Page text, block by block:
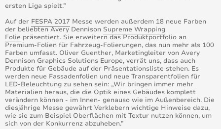
ersten Liga spielt.”
Auf der FESPA 2017 Messe werden außerdem 18 neue Farben
der beliebten Avery Dennison Supreme Wrapping
Folie präsentiert. Sie erweitern das Produktportfolio an
Premium-Folien für Fahrzeug-Folierungen, das nun mehr als 100
Farben umfasst. Oliver Guenther, Marketingleiter von Avery
Dennison Graphics Solutions Europe, verrät uns, dass auch
Produkte für Gebäude auf der Präsentationsliste stehen. Es
werden neue Fassadenfolien und neue Transparentfolien für
LED-Beleuchtung zu sehen sein: „Wir bringen immer mehr
Materialien heraus, die die Optik eines Gebäudes komplett
verändern können - im Innen- genauso wie im Außenbereich. Die
diesjährige Messe gewährt Verklebern wichtige Hinweise dazu,
wie sie zum Beispiel Oberflächen mit Textur nutzen können, um
sich von der Konkurrenz abzuheben.”
Erstklassige Bedruckbarkeit der neuen MPI 1104
Cast Series
Jetzt neu – Avery Dennison® Supreme Wrap™ Care
Reiniger, Power-Reiniger und Pflegemittel zur
Versiegelung
Avery Dennison® verleiht dem Supreme Wapping™-
Folienportfolie glanz und funkeln
Kevin Kempf ist der Wrap King-Weltmeister 2015